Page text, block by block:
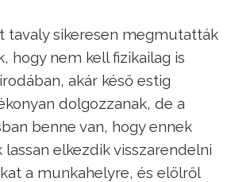
tavaly sikeresen megmutatták
hogy nem kell fizikailag is
akár késő estig
dolgozzanak, de a
benne van, hogy ennek
elkezdik visszarendelni
a munkahelyre, és elölről